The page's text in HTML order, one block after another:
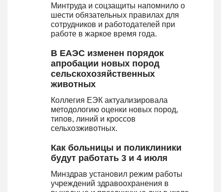
Минтруда и соцзащиты напомнило о
шести обязательных правилах для
сотрудников и работодателей при
работе в жаркое время года.
В ЕАЭС изменен порядок
апробации новых пород
сельскохозяйственных
животных
Коллегия ЕЭК актуализировала
методологию оценки новых пород,
типов, линий и кроссов
сельхозживотных.
Как больницы и поликлиники
будут работать 3 и 4 июля
Минздрав установил режим работы
учреждений здравоохранения в